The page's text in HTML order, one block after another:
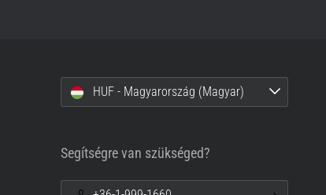
HUF - Magyarország (Magyar)
Segítségre van szükséged?